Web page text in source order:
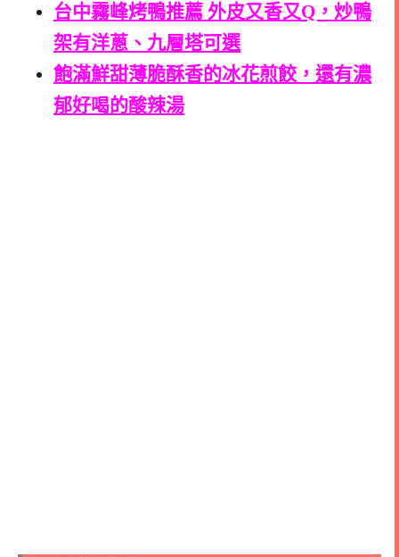
台中霧峰烤鴨推薦 外皮又香又Q，炒鴨
架有洋蔥、九層塔可選
飽滿鮮甜薄脆酥香的冰花煎餃，還有濃
郁好喝的酸辣湯